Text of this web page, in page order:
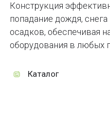
Конструкция
попадание дождя,
осадков, обеспечивая
оборудования в любых
Каталог